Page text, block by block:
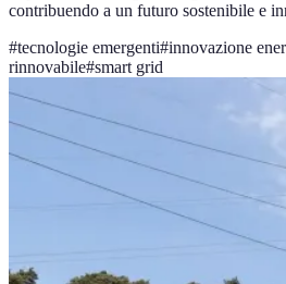
contribuendo a un futuro sostenibile e
#tecnologie emergenti#innovazione
rinnovabile#smart grid